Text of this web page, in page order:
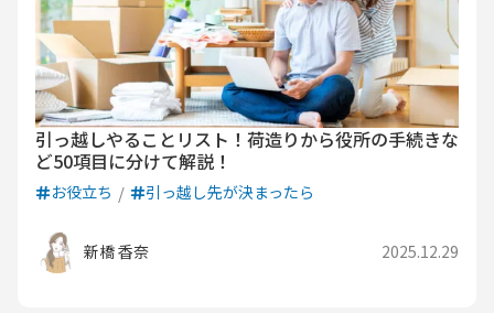
引っ越しやることリスト！荷造りから役所の手続きな
ど50項目に分けて解説！
お役立ち 引っ越し先が決まったら
新橋 香奈 2025.12.29